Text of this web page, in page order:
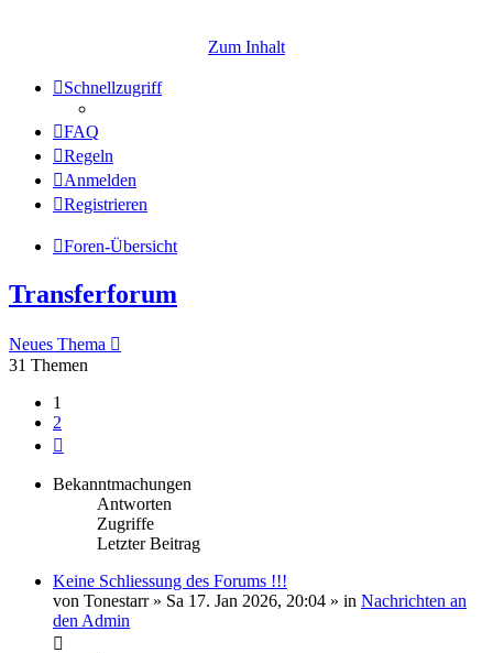
Zum Inhalt
Schnellzugriff
FAQ
Regeln
Anmelden
Registrieren
Foren-Übersicht
Transferforum
Neues Thema
31 Themen
1
2
Bekanntmachungen
Antworten
Zugriffe
Letzter Beitrag
Keine Schliessung des Forums !!!
von Tonestarr» Sa 17. Jan 2026, 20:04 » in Nachrichten an
den Admin